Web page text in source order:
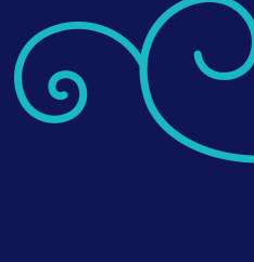
en annen måte å legge opp